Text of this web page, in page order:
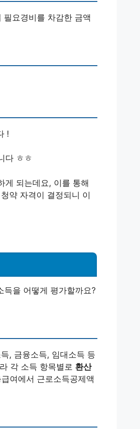
요경비를 차감한 금액
!
다 ㅎㅎ
게 되는데요, 이를 통해
약 자격이 결정되니 이
득을 어떻게 평가할까요?
, 금융소득, 임대소득 등
각 소득 항목별로 환산
여에서 근로소득공제액